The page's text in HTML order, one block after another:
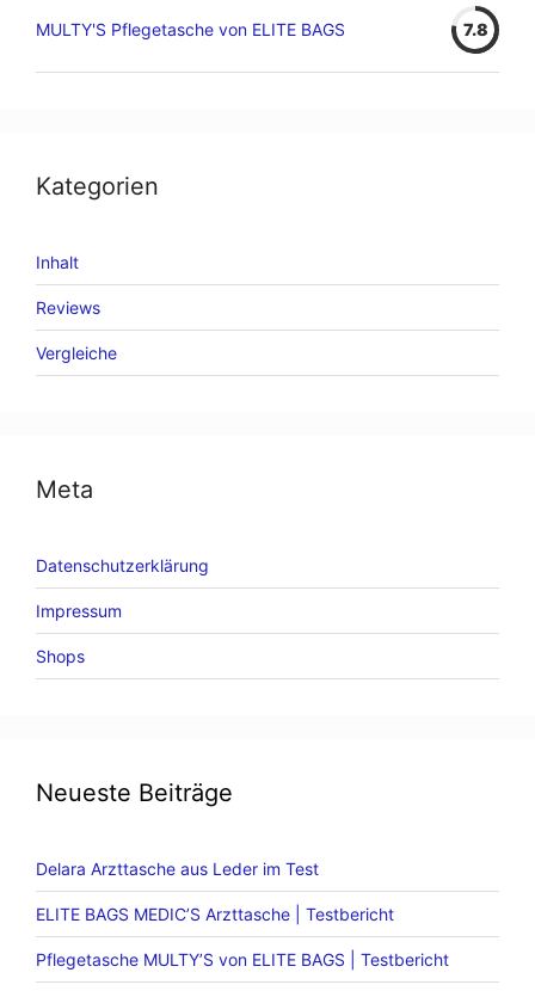
MULTY'S Pflegetasche von ELITE BAGS 7.8
Kategorien
Inhalt
Reviews
Vergleiche
Meta
Datenschutzerklärung
Impressum
Shops
Neueste Beiträge
Delara Arzttasche aus Leder im Test
ELITE BAGS MEDIC’S Arzttasche | Testbericht
Pflegetasche MULTY’S von ELITE BAGS | Testbericht